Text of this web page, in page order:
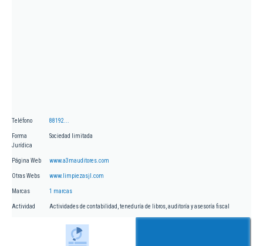
Teléfono 88192...
Forma
Jurídica
Sociedad limitada
Página Web www.a3mauditores.com
Otras Webs www.limpiezasjl.com
Marcas 1 marcas
Actividad Actividades de contabilidad, teneduría de libros, auditoría y asesoría fiscal